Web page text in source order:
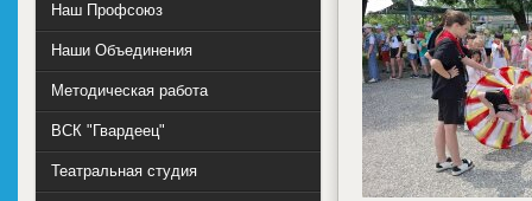
Наш Профсоюз
Наши Объединения
Методическая работа
ВСК "Гвардеец"
Театральная студия